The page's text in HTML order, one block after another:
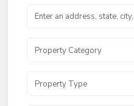
Property Category
Property Type